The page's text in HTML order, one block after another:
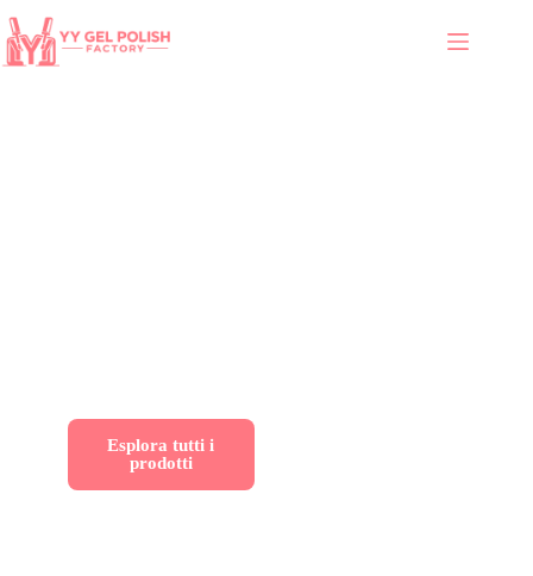
Esplora tutti i
prodotti